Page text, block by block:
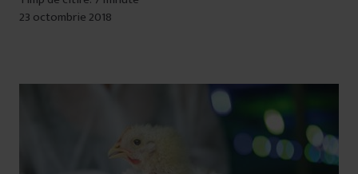
23 octombrie 2018